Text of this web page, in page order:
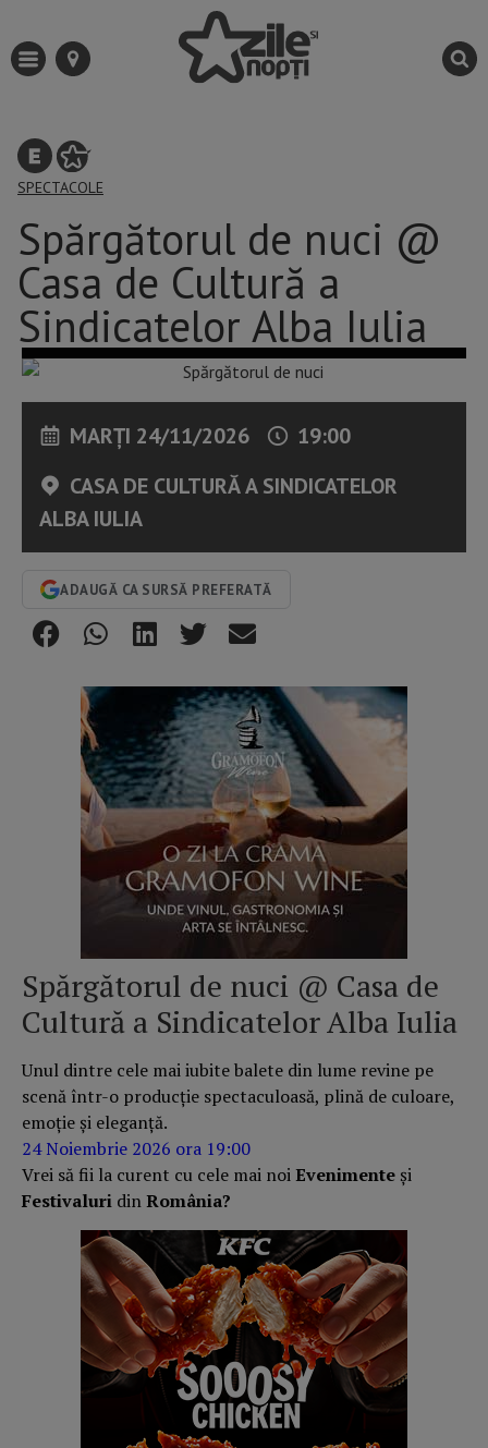
SPECTACOLE
Spărgătorul de nuci @
Casa de Cultură a
Sindicatelor Alba Iulia
MARȚI 24/11/2026
19:00
CASA DE CULTURĂ A SINDICATELOR
ALBA IULIA
ADAUGĂ CA SURSĂ PREFERATĂ
Spărgătorul de nuci @ Casa de
Cultură a Sindicatelor Alba Iulia
Unul dintre cele mai iubite balete din lume revine pe
scenă într-o producție spectaculoasă, plină de culoare,
emoție și eleganță.
24 Noiembrie 2026 ora 19:00
Vrei să fii la curent cu cele mai noiEvenimente și
Festivaluri dinRomânia?